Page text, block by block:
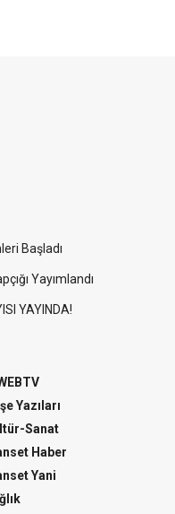
Başladı
Yayımlandı
YAYINDA!
Yazıları
Sanat
Haber
Yani